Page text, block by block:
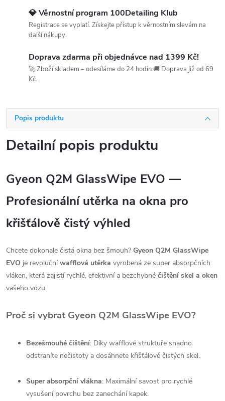
💎 Věrnostní program 100Detailing Klub
Registrace se vyplatí. Získejte přístup k věrnostním slevám na
další nákupy.
Doprava zdarma při objednávce nad 1399 Kč!
🚀 Zboží skladem – odesíláme do 24 hodin.🚚 Doprava již od 69
Kč.
Popis produktu
Detailní popis produktu
Gyeon Q2M GlassWipe EVO —
Profesionální utěrka na okna pro
křišťálově čistý výhled
Chcete dokonale čistá okna bez šmouh? Gyeon Q2M GlassWipe
EVO je revolučníwafflová utěrka vyrobená ze super absorpčních
vláken, která zajistí rychlé, efektivní a bezchybné čištění skel a oken
vašeho vozu.
Proč si vybrat Gyeon Q2M GlassWipe EVO?
Bezešmouhé čištění: Díky wafflové struktuře snadno
odstraníte nečistoty a dosáhnete křišťálově čistých skel.
Super absorpční vlákna: Maximální savost pro rychlé
vysušení povrchu bez zanechání kapek.